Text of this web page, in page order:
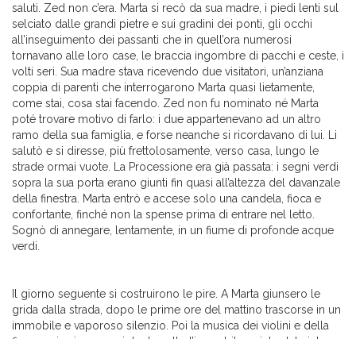
saluti. Zed non c’era. Marta si recò da sua madre, i piedi lenti sul
selciato dalle grandi pietre e sui gradini dei ponti, gli occhi
all’inseguimento dei passanti che in quell’ora numerosi
tornavano alle loro case, le braccia ingombre di pacchi e ceste, i
volti seri. Sua madre stava ricevendo due visitatori, un’anziana
coppia di parenti che interrogarono Marta quasi lietamente,
come stai, cosa stai facendo. Zed non fu nominato né Marta
poté trovare motivo di farlo: i due appartenevano ad un altro
ramo della sua famiglia, e forse neanche si ricordavano di lui. Li
salutò e si diresse, più frettolosamente, verso casa, lungo le
strade ormai vuote. La Processione era già passata: i segni verdi
sopra la sua porta erano giunti fin quasi all’altezza del davanzale
della finestra. Marta entrò e accese solo una candela, fioca e
confortante, finché non la spense prima di entrare nel letto.
Sognò di annegare, lentamente, in un fiume di profonde acque
verdi.
Il giorno seguente si costruirono le pire. A Marta giunsero le
grida dalla strada, dopo le prime ore del mattino trascorse in un
immobile e vaporoso silenzio. Poi la musica dei violini e della